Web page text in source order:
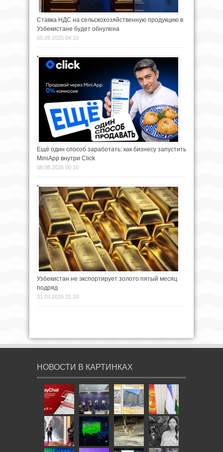
Ставка НДС на сельскохозяйственную продукцию в
Узбекистане будет обнулена
05.09.2025 04:10
Ещё один способ заработать: как бизнесу запустить
MiniApp внутри Click
08.08.2026 00:10
Узбекистан не экспортирует золото пятый месяц
подряд
31.03.2026 21:10
НОВОСТИ В КАРТИНКАХ